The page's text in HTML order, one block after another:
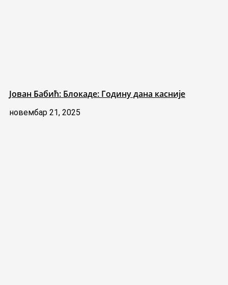
Јован Бабић: Блокаде: Годину дана касније
новембар 21, 2025